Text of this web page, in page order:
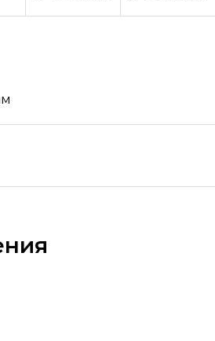
VBA Excel
Финансы для руководителей